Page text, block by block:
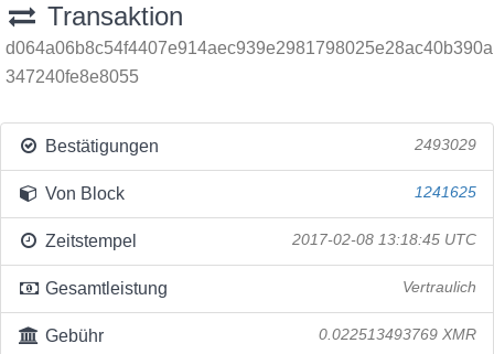
Transaktion
d064a06b8c54f4407e914aec939e2981798025e28ac40b390a
347240fe8e8055
Bestätigungen 2493029
Von Block 1241625
Zeitstempel 2017-02-08 13:18:45 UTC
Gesamtleistung Vertraulich
Gebühr 0.022513493769 XMR